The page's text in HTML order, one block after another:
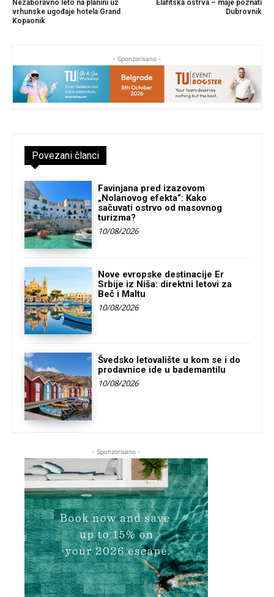
Nezaboravno leto na planini uz
vrhunske ugođaje hotela Grand
Kopaonik
Elafitska ostrva – maje poznati
Dubrovnik
- Sponzorisano -
Povezani članci
Favinjana pred izazovom
„Nolanovog efekta“: Kako
sačuvati ostrvo od masovnog
turizma?
10/08/2026
Nove evropske destinacije Er
Srbije iz Niša: direktni letovi za
Beč i Maltu
10/08/2026
Švedsko letovalište u kom se i do
prodavnice ide u bademantilu
10/08/2026
- Sponzorisano -